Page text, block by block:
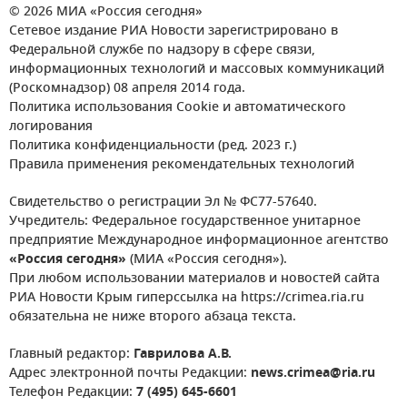
© 2026 МИА «Россия сегодня»
Сетевое издание РИА Новости зарегистрировано в
Федеральной службе по надзору в сфере связи,
информационных технологий и массовых коммуникаций
(Роскомнадзор) 08 апреля 2014 года.
Политика использования Cookie и автоматического
логирования
Политика конфиденциальности (ред. 2023 г.)
Правила применения рекомендательных технологий
Свидетельство о регистрации Эл № ФС77-57640.
Учредитель: Федеральное государственное унитарное
предприятие Международное информационное агентство
«Россия сегодня» (МИА «Россия сегодня»).
При любом использовании материалов и новостей сайта
РИА Новости Крым гиперссылка на https://crimea.ria.ru
обязательна не ниже второго абзаца текста.
Главный редактор: Гаврилова А.В.
Адрес электронной почты Редакции: news.crimea@ria.ru
Телефон Редакции: 7 (495) 645-6601